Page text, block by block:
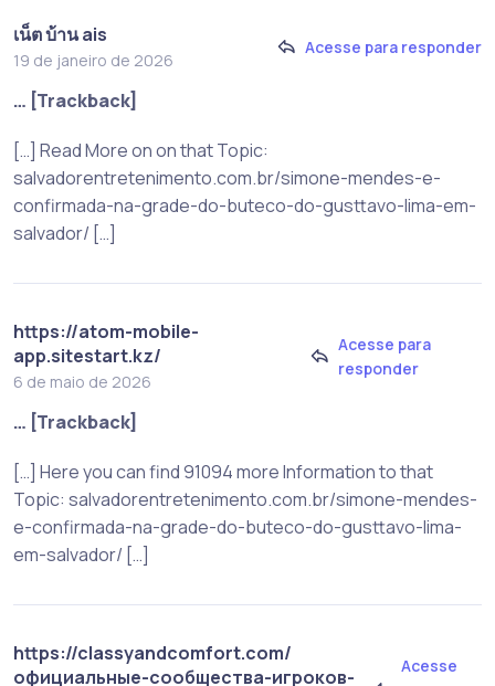
เน็ต บ้าน ais
19 de janeiro de 2026
Acesse para responder
… [Trackback]
[…] Read More on on that Topic:
salvadorentretenimento.com.br/simone-mendes-e-
confirmada-na-grade-do-buteco-do-gusttavo-lima-em-
salvador/ […]
https://atom-mobile-
app.sitestart.kz/
6 de maio de 2026
Acesse para
responder
… [Trackback]
[…] Here you can find 91094 more Information to that
Topic: salvadorentretenimento.com.br/simone-mendes-
e-confirmada-na-grade-do-buteco-do-gusttavo-lima-
em-salvador/ […]
https://classyandcomfort.com/
официальные-сообщества-игроков-
Acesse